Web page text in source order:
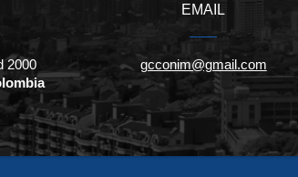
2000
EMAIL
gcconim@gmail.com